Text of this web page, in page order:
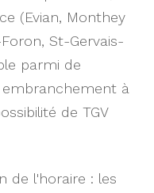
(Evian, Monthey
St-Gervais-
parmi de
à
de TGV
de l'horaire : les